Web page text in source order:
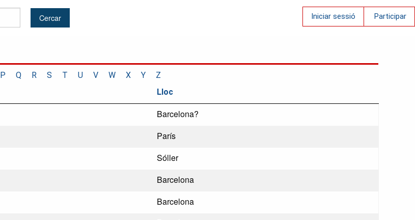
Iniciar sessió Participar
P Q R S T U V W X Y
Z
Lloc
Barcelona?
París
Sóller
Barcelona
Barcelona